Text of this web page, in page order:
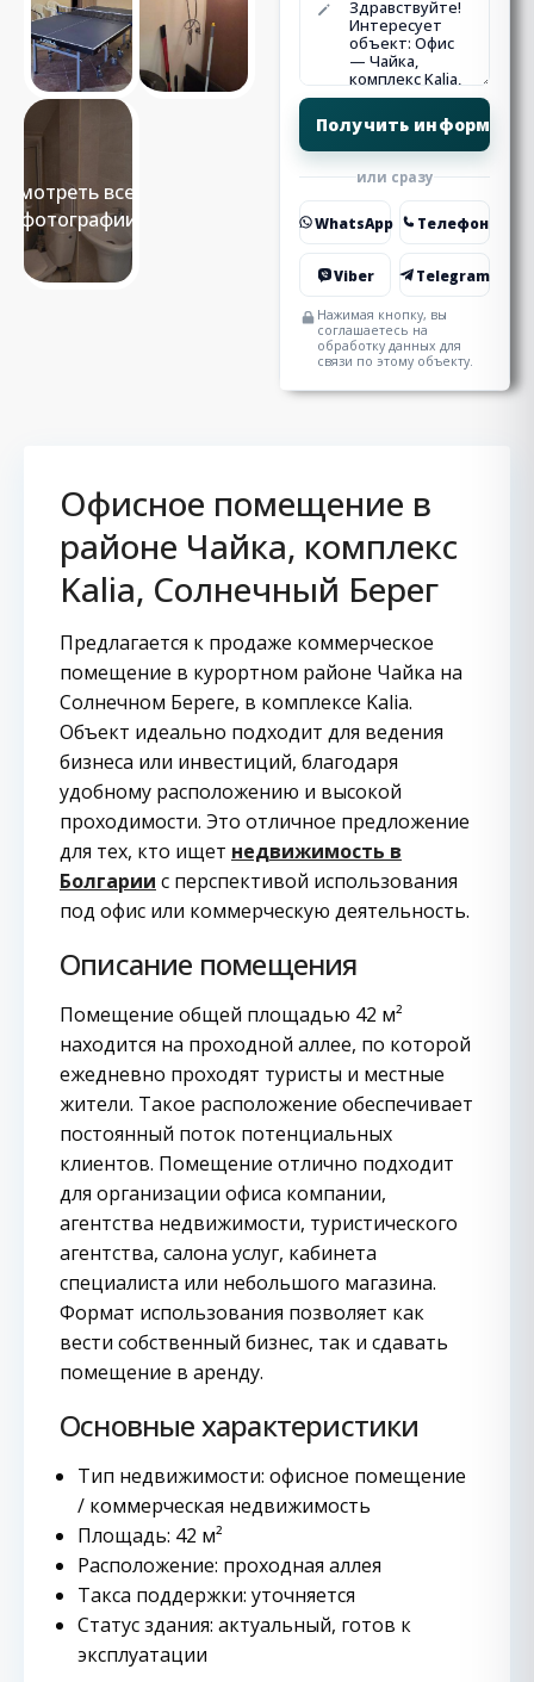
Смотреть все 6
фотографии
или сразу
WhatsApp Телефон
Viber Telegram
Нажимая кнопку, вы
соглашаетесь на
обработку данных для
связи по этому объекту.
Офисное помещение в
районе Чайка, комплекс
Kalia, Солнечный Берег
Предлагается к продаже коммерческое
помещение в курортном районе Чайка на
Солнечном Береге, в комплексе Kalia.
Объект идеально подходит для ведения
бизнеса или инвестиций, благодаря
удобному расположению и высокой
проходимости. Это отличное предложение
для тех, кто ищет недвижимость в
Болгарии с перспективой использования
под офис или коммерческую деятельность.
Описание помещения
Помещение общей площадью 42 м²
находится на проходной аллее, по которой
ежедневно проходят туристы и местные
жители. Такое расположение обеспечивает
постоянный поток потенциальных
клиентов. Помещение отлично подходит
для организации офиса компании,
агентства недвижимости, туристического
агентства, салона услуг, кабинета
специалиста или небольшого магазина.
Формат использования позволяет как
вести собственный бизнес, так и сдавать
помещение в аренду.
Основные характеристики
Тип недвижимости: офисное помещение
/ коммерческая недвижимость
Площадь: 42 м²
Расположение: проходная аллея
Такса поддержки: уточняется
Статус здания: актуальный, готов к
эксплуатации